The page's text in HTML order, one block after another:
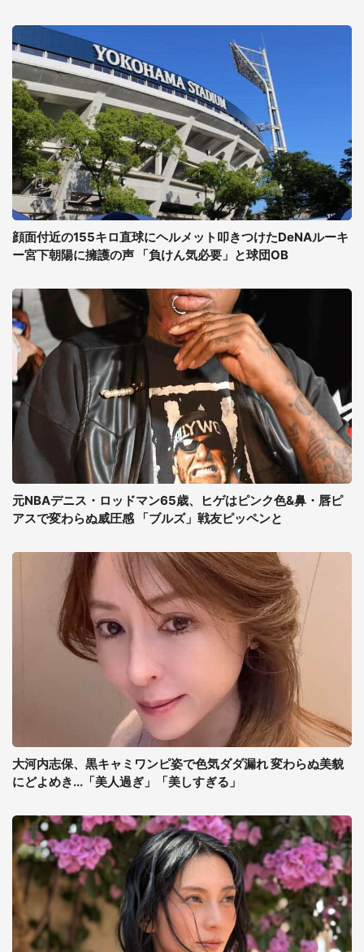
顔面付近の155キロ直球にヘルメット叩きつけたDeNAルーキ
ー宮下朝陽に擁護の声 「負けん気必要」と球団OB
元NBAデニス・ロッドマン65歳、ヒゲはピンク色&鼻・唇ピ
アスで変わらぬ威圧感 「ブルズ」戦友ピッペンと
大河内志保、黒キャミワンピ姿で色気ダダ漏れ 変わらぬ美貌
にどよめき...「美人過ぎ」「美しすぎる」